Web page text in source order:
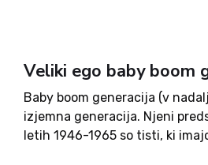
Veliki ego baby boom
Baby boom generacija (v
izjemna generacija. Njeni
letih 1946-1965 so tisti, ki